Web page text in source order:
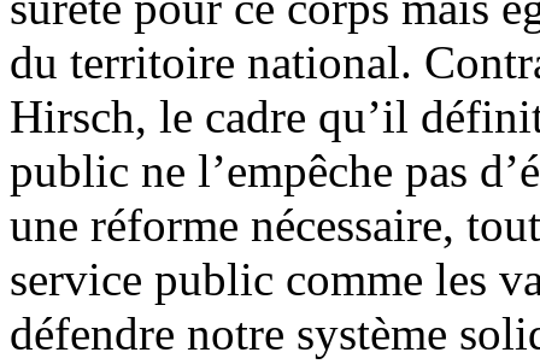
du territoire national.
Hirsch, le cadre qu’il
public ne l’empêche pas
une réforme nécessaire,
service public comme les
défendre notre système